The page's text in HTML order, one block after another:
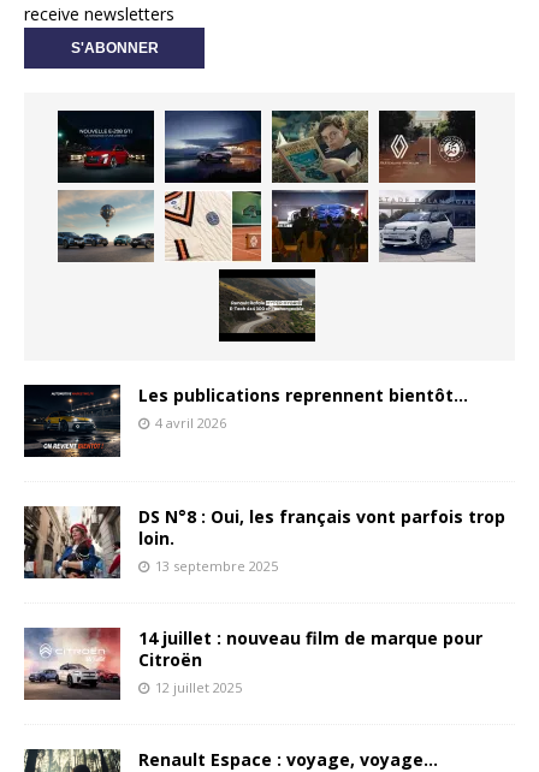
receive newsletters
Les publications reprennent bientôt…
4 avril 2026
DS N°8 : Oui, les français vont parfois trop
loin.
13 septembre 2025
14 juillet : nouveau film de marque pour
Citroën
12 juillet 2025
Renault Espace : voyage, voyage…